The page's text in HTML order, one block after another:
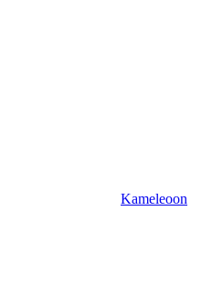
Kameleoon